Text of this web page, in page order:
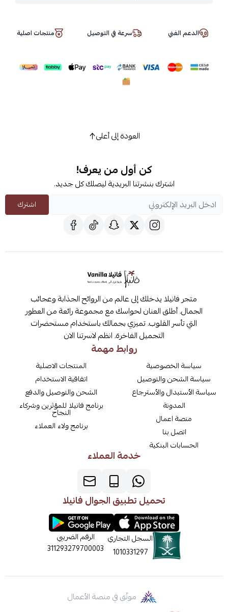
الدعم الفني سرعة في التوصيل منتجات اصلية
العودة إلى أعلى
كن أول من يعرف!
اشترك بنشرتنا البريدية ليصلك كل جديد.
اشترك
متجر فانيلا يدخلك إلى عالم من الروائح الجذابة وعجائب
الجمال. أطلق العنان لحواسك مع مجموعة رائعة من العطور
التي تأسر القلوب. تميزي بجمالك باستخدام مستحضرات
التجميل الفاخرة. انظم لاسرتنا الان
روابط مهمة
سياسة الخصوصية
سياسة الشحن والتوصيل
سياسة الأستبدال والأسترجاع
المدونة
منصة اعمال
اتصل بنا
الحسابات البنكية
المنتجات الاصلية
اتفاقية الاستخدام
الشحن والتوصيل والدفع
برنامج فانيلا للمؤثرين وشركاء
النجاح
برنامج ولاء العملاء
خدمة العملاء
تحميل تطبيق الجوال فانيلا
السجل التجاري
1010331297
الرقم الضريبي
311293279700003
موثّق في منصة الأعمال